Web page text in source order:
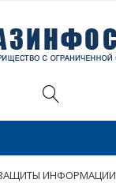
ИНФОРМАЦИИ